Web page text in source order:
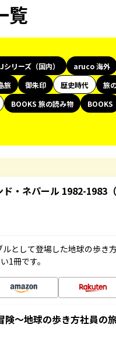
覧
リーズ（国内） aruco 海外
旅 御朱印 歴史時代 旅
BOOKS 旅の読み物 BOOKS
・ネパール 1982-1983（
ルとして登場した地球の歩
1冊です。
険～地球の歩き方社員の